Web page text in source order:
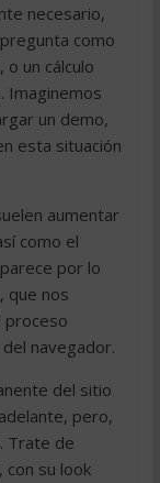
necesario,
como
un cálculo
Imaginemos
un demo,
esta situación
aumentar
como el
por lo
que nos
proceso
navegador.
del sitio
pero,
Trate de
su look